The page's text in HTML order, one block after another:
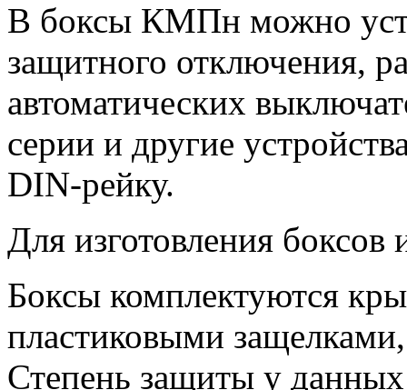
В боксы КМПн можно
защитного отключения,
автоматических
серии и другие
DIN-рейку.
Для изготовления боксов
Боксы комплектуются
пластиковыми
Степень защиты у данных